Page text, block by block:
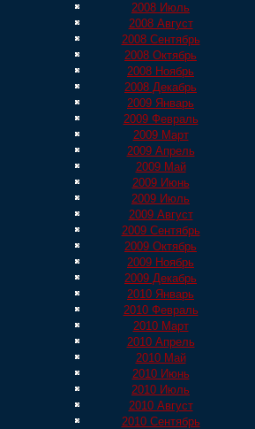
2008 Июль
2008 Август
2008 Сентябрь
2008 Октябрь
2008 Ноябрь
2008 Декабрь
2009 Январь
2009 Февраль
2009 Март
2009 Апрель
2009 Май
2009 Июнь
2009 Июль
2009 Август
2009 Сентябрь
2009 Октябрь
2009 Ноябрь
2009 Декабрь
2010 Январь
2010 Февраль
2010 Март
2010 Апрель
2010 Май
2010 Июнь
2010 Июль
2010 Август
2010 Сентябрь